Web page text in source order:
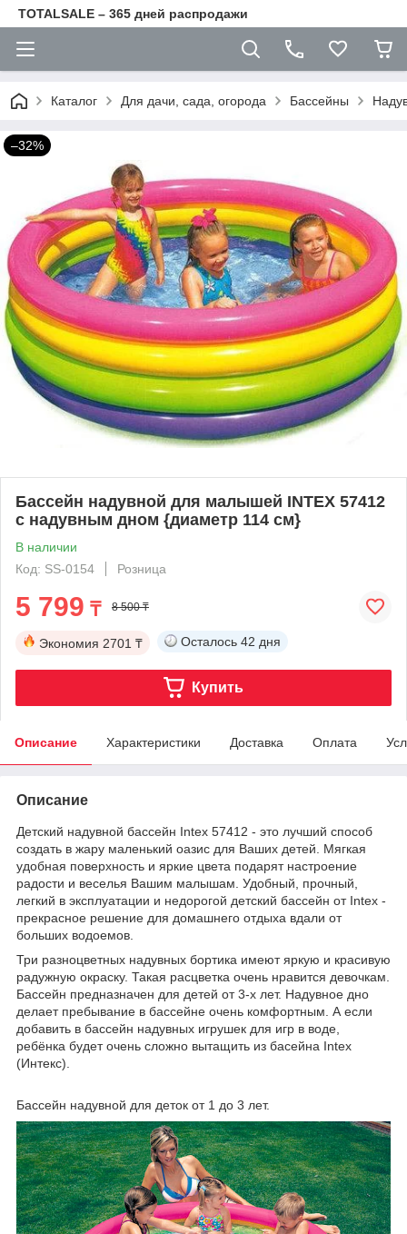
TOTALSALE – 365 дней распродажи
Каталог Для дачи, сада, огорода Бассейны
–32%
Бассейн надувной для малышей INTEX 57412
с надувным дном {диаметр 114 см}
В наличии
Код: SS-0154
Розница
5 799 ₸ 8 500 ₸
Экономия 2701 ₸ Осталось 42 дня
Купить
Описание Характеристики Доставка Оплата
Описание
Детский надувной бассейн Intex 57412 - это лучший способ
создать в жару маленький оазис для Ваших детей. Мягкая
удобная поверхность и яркие цвета подарят настроение
радости и веселья Вашим малышам. Удобный, прочный,
легкий в эксплуатации и недорогой детский бассейн от Intex -
прекрасное решение для домашнего отдыха вдали от
больших водоемов.
Три разноцветных надувных бортика имеют яркую и красивую
радужную окраску. Такая расцветка очень нравится девочкам.
Бассейн предназначен для детей от 3-х лет. Надувное дно
делает пребывание в бассейне очень комфортным. А если
добавить в бассейн надувных игрушек для игр в воде,
ребёнка будет очень сложно вытащить из басейна Intex
(Интекс).
Бассейн надувной для деток от 1 до 3 лет.